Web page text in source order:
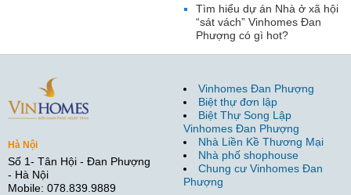
Tìm hiểu dự án Nhà ở xã hội
“sát vách” Vinhomes Đan
Phượng có gì hot?
Hà Nội
Số 1- Tân Hội - Đan Phượng
- Hà Nội
Mobile: 078.839.9889
Vinhomes Đan Phượng
Biệt thự đơn lập
Biệt Thự Song Lập
Vinhomes Đan Phượng
Nhà Liền Kề Thương Mại
Nhà phố shophouse
Chung cư Vinhomes Đan
Phượng